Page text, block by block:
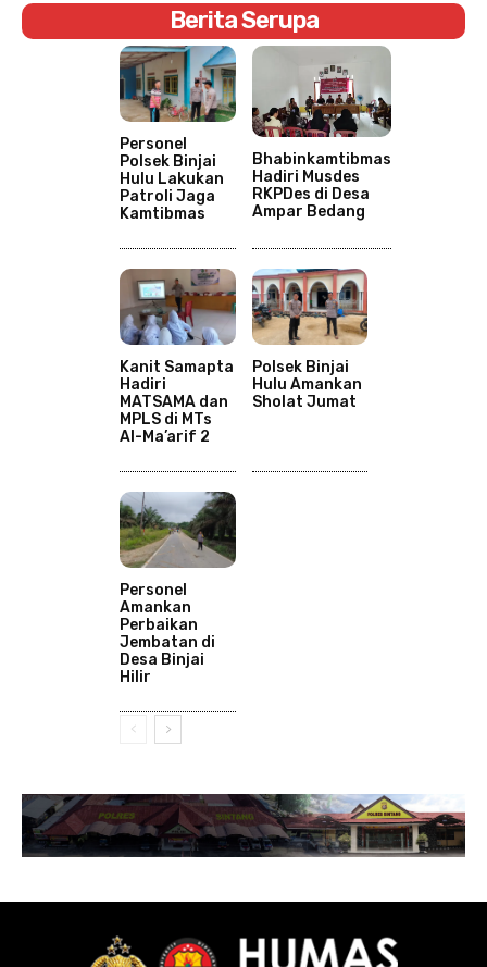
Berita Serupa
Personel
Polsek Binjai
Hulu Lakukan
Patroli Jaga
Kamtibmas
Bhabinkamtibmas
Hadiri Musdes
RKPDes di Desa
Ampar Bedang
Kanit Samapta
Hadiri
MATSAMA dan
MPLS di MTs
Al-Ma’arif 2
Polsek Binjai
Hulu Amankan
Sholat Jumat
Personel
Amankan
Perbaikan
Jembatan di
Desa Binjai
Hilir